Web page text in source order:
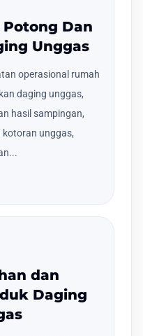
Dan
Unggas
operasional rumah
daging unggas,
hasil sampingan,
kotoran unggas,
dan
Daging